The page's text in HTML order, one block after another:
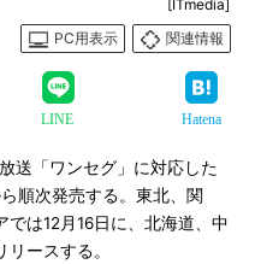
[ITmedia]
PC用表示
関連情報
LINE Hatena
送「ワンセグ」に対応した
順次発売する。東北、関
は12月16日に、北海道、中
ースする。